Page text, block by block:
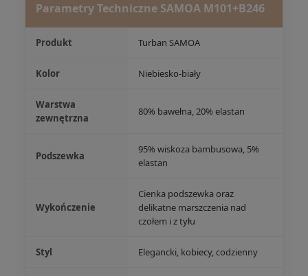
Parametry Techniczne SAMOA M101+B246
Produkt Turban SAMOA
Kolor Niebiesko-biały
Warstwa
zewnętrzna
80% bawełna, 20% elastan
Podszewka
95% wiskoza bambusowa, 5%
elastan
Wykończenie
Cienka podszewka oraz
delikatne marszczenia nad
czołem i z tyłu
Styl Elegancki, kobiecy, codzienny